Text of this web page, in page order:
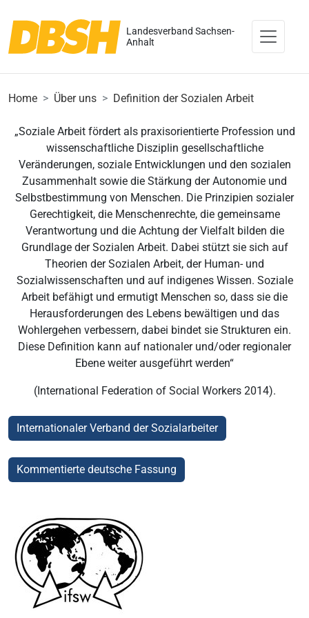
Landesverband Sachsen-
Anhalt
Home Über uns Definition der Sozialen Arbeit
„Soziale Arbeit fördert als praxisorientierte Profession und
wissenschaftliche Disziplin gesellschaftliche
Veränderungen, soziale Entwicklungen und den sozialen
Zusammenhalt sowie die Stärkung der Autonomie und
Selbstbestimmung von Menschen. Die Prinzipien sozialer
Gerechtigkeit, die Menschenrechte, die gemeinsame
Verantwortung und die Achtung der Vielfalt bilden die
Grundlage der Sozialen Arbeit. Dabei stützt sie sich auf
Theorien der Sozialen Arbeit, der Human- und
Sozialwissenschaften und auf indigenes Wissen. Soziale
Arbeit befähigt und ermutigt Menschen so, dass sie die
Herausforderungen des Lebens bewältigen und das
Wohlergehen verbessern, dabei bindet sie Strukturen ein.
Diese Definition kann auf nationaler und/oder regionaler
Ebene weiter ausgeführt werden“
(International Federation of Social Workers 2014).
Internationaler Verband der Sozialarbeiter
Kommentierte deutsche Fassung